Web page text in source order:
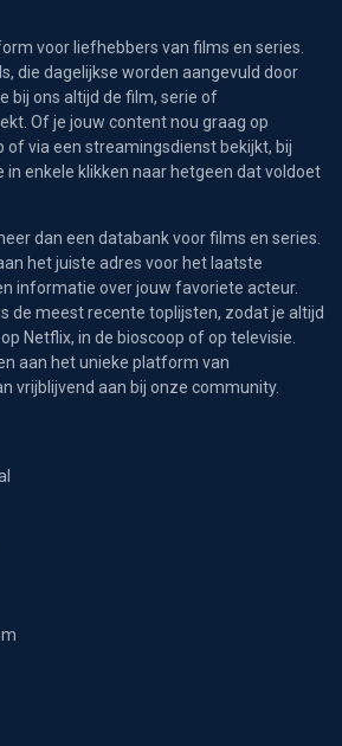
voor liefhebbers van films en series.
die dagelijkse worden aangevuld door
bij ons altijd de film, serie of
Of je jouw content nou graag op
of via een streamingsdienst bekijkt, bij
in enkele klikken naar hetgeen dat voldoet
dan een databank voor films en series.
het juiste adres voor het laatste
informatie over jouw favoriete acteur.
de meest recente toplijsten, zodat je altijd
Netflix, in de bioscoop of op televisie.
aan het unieke platform van
vrijblijvend aan bij onze community.